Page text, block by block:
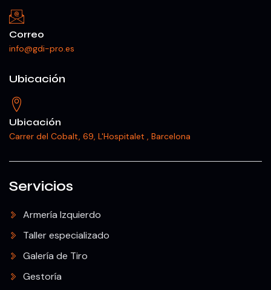
Correo
info@gdi-pro.es
Ubicación
Ubicación
Carrer del Cobalt, 69, L'Hospitalet , Barcelona
Servicios
Armería Izquierdo
Taller especializado
Galería de Tiro
Gestoría